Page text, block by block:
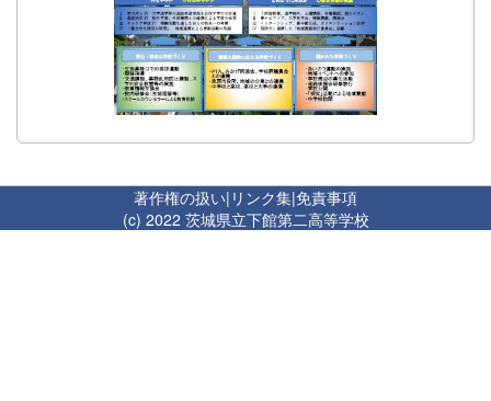
著作権の扱い| リンク集|免責事項
(c) 2022 茨城県立下館第二高等学校